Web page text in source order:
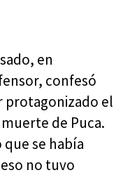
en
confesó
protagonizado el
de Puca.
se había
no tuvo